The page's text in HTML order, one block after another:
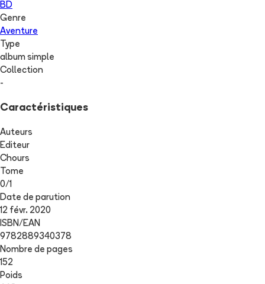
BD
Genre
Aventure
Type
album simple
Collection
-
Caractéristiques
Auteurs
Editeur
Chours
Tome
0/1
Date de parution
12 févr. 2020
ISBN/EAN
9782889340378
Nombre de pages
152
Poids